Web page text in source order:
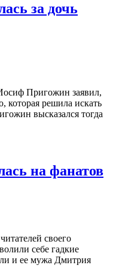
за дочь
Пригожин заявил,
которая решила искать
высказался тогда
на фанатов
своего
себе гадкие
и ее мужа Дмитрия